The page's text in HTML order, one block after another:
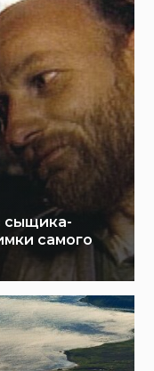
сыщика-
самого